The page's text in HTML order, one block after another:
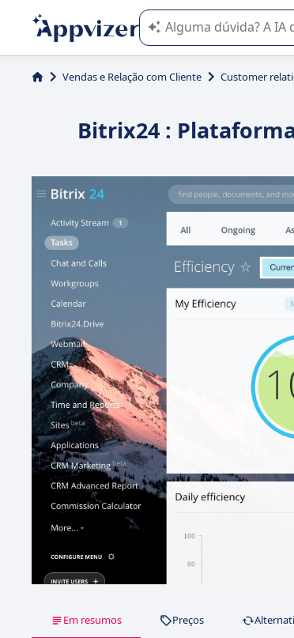
A IA do Appvizer o
Vendas e Relação com Cliente Customer
Bitrix24 :
Em resumos Preços